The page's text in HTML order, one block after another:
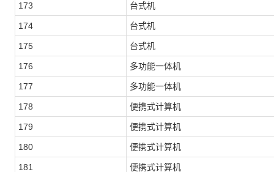
173 台式机
174 台式机
175 台式机
176 多功能一体机
177 多功能一体机
178 便携式计算机
179 便携式计算机
180 便携式计算机
181 便携式计算机